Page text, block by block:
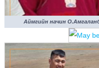
Аймгийн начин